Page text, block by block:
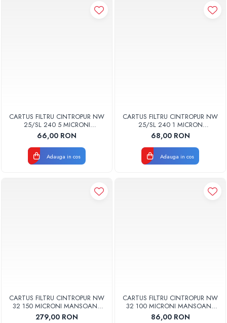
CARTUS FILTRU CINTROPUR NW
25/SL 240 5 MICRONI
MANSOANE FILTRARE SET 5BUC
66,00 RON
Adauga in cos
CARTUS FILTRU CINTROPUR NW
25/SL 240 1 MICRON
MANSOANE FILTRARE SET 5BUC
68,00 RON
Adauga in cos
CARTUS FILTRU CINTROPUR NW
32 150 MICRONI MANSOANE
FILTRARE SET 5BUC
279,00 RON
CARTUS FILTRU CINTROPUR NW
32 100 MICRONI MANSOANE
FILTRARE SET 5bucata
86,00 RON